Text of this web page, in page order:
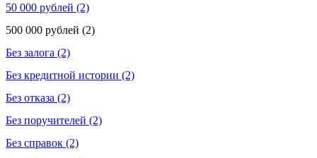
50 000 рублей (2)
500 000 рублей (2)
Без залога (2)
Без кредитной истории (2)
Без отказа (2)
Без поручителей (2)
Без справок (2)